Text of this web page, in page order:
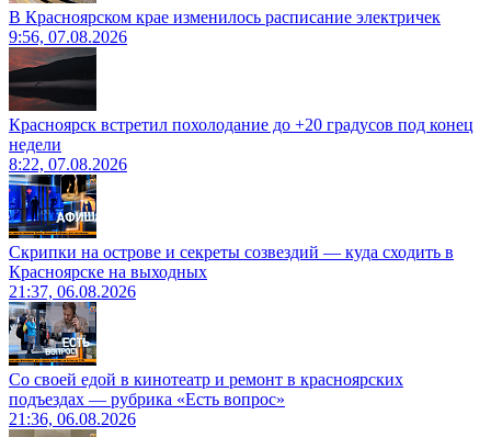
В Красноярском крае изменилось расписание электричек
9:56, 07.08.2026
Красноярск встретил похолодание до +20 градусов под конец
недели
8:22, 07.08.2026
Скрипки на острове и секреты созвездий — куда сходить в
Красноярске на выходных
21:37, 06.08.2026
Со своей едой в кинотеатр и ремонт в красноярских
подъездах — рубрика «Есть вопрос»
21:36, 06.08.2026